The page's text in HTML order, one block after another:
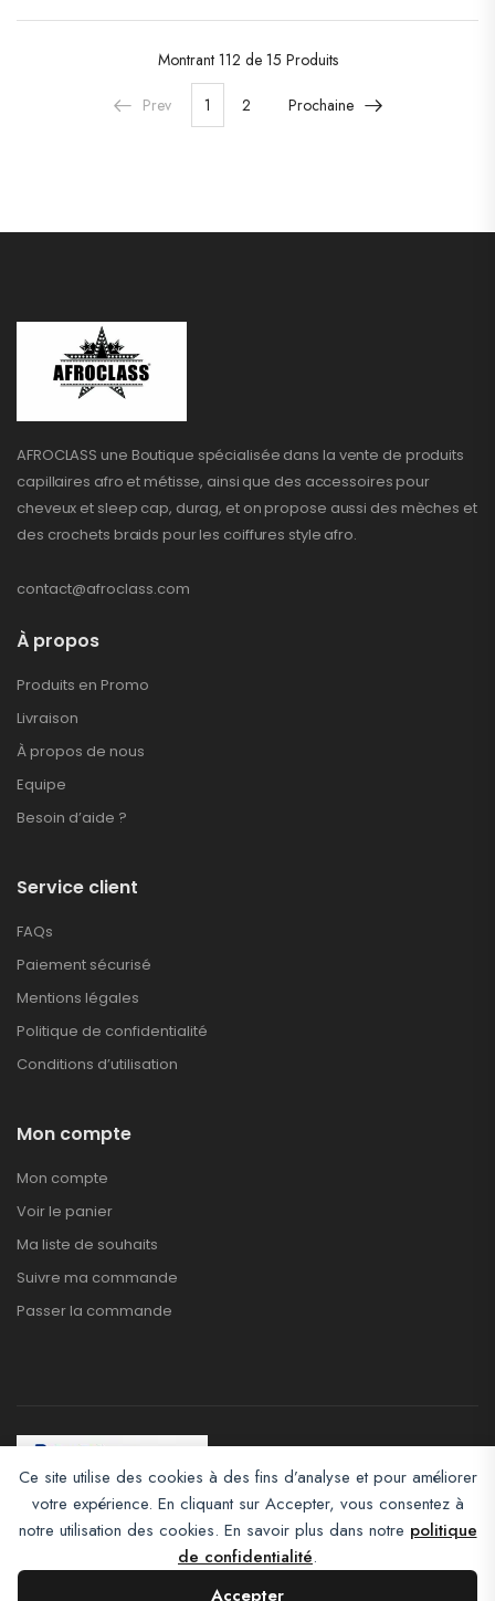
Ce site utilise des cookies à des fins d’analyse et pour améliorer
votre expérience. En cliquant sur Accepter, vous consentez à
notre utilisation des cookies. En savoir plus dans notre politique
de confidentialité.
Accepter
Montrant 112 de 15 Produits
Prev 1 2 Prochaine
AFROCLASS une Boutique spécialisée dans la vente de produits
capillaires afro et métisse, ainsi que des accessoires pour
cheveux et sleep cap, durag, et on propose aussi des mèches et
des crochets braids pour les coiffures style afro.
contact@afroclass.com
À propos
Produits en Promo
Livraison
À propos de nous
Equipe
Besoin d’aide ?
Service client
FAQs
Paiement sécurisé
Mentions légales
Politique de confidentialité
Conditions d’utilisation
Mon compte
Mon compte
Voir le panier
Ma liste de souhaits
Suivre ma commande
Passer la commande
Afroclass eCommerce © 2026. All Rights Reserved